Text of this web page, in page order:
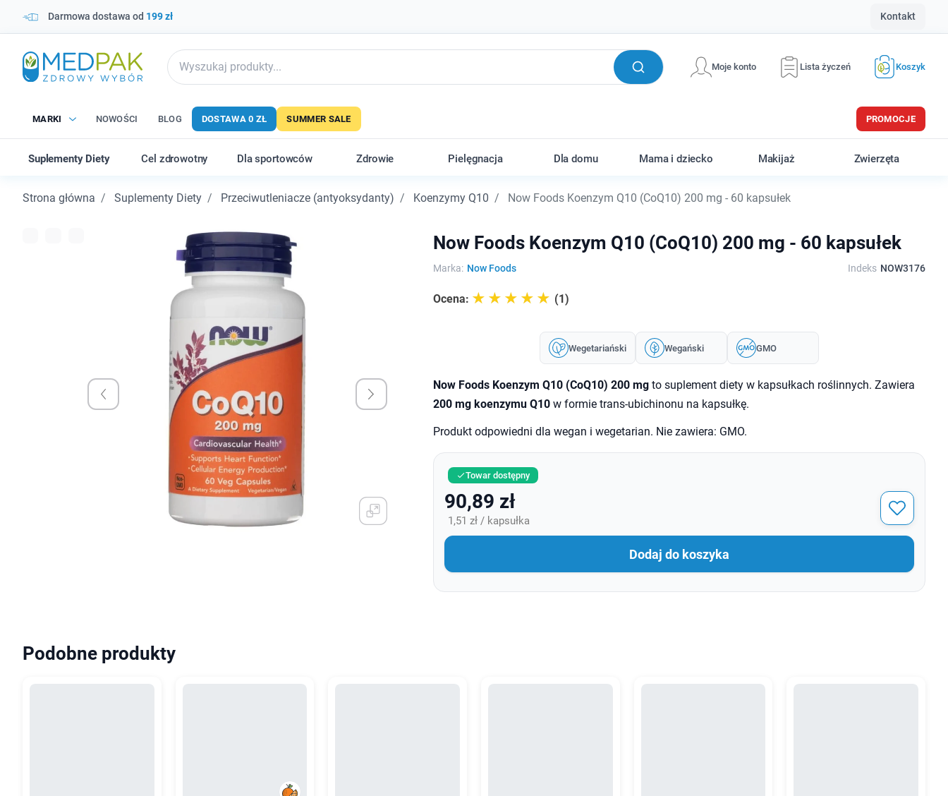
Darmowa dostawa od 199 zł Kontakt
Moje konto Lista życzeń Koszyk
MARKI NOWOŚCI BLOG DOSTAWA 0 ZŁ SUMMER SALE PROMOCJE
Suplementy Diety Cel zdrowotny Dla sportowców Zdrowie Pielęgnacja Dla domu Mama i dziecko Makijaż Zwierzęta
Strona główna Suplementy Diety Przeciwutleniacze (antyoksydanty) Koenzymy Q10 Now Foods Koenzym Q10 (CoQ10) 200 mg - 60 kapsułek
Now Foods Koenzym Q10 (CoQ10) 200 mg - 60 kapsułek
Marka: Now Foods Indeks NOW3176
Ocena: ☆☆☆☆☆
★★★★★ (1)
Wegetariański Wegański GMO
Now Foods Koenzym Q10 (CoQ10) 200 mgto suplement diety w kapsułkach roślinnych. Zawiera
200 mg koenzymu Q10w formie trans-ubichinonu na kapsułkę.
Produkt odpowiedni dla wegan i wegetarian. Nie zawiera: GMO.
Towar dostępny
90,89 zł
1,51 zł / kapsułka
Dodaj do koszyka
Podobne produkty